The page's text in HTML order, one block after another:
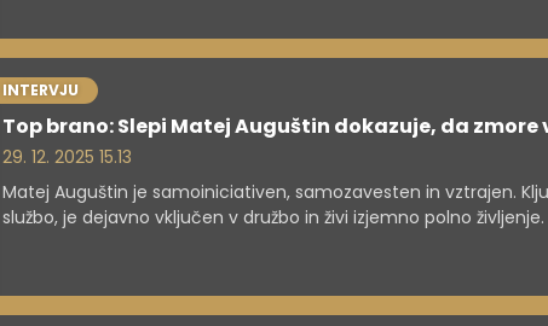
INTERVJU
Top brano: Slepi Matej Auguštin dokazuje, da zmore
29. 12. 2025 15.13
Matej Auguštin je samoiniciativen, samozavesten in vztrajen.
službo, je dejavno vključen v družbo in živi izjemno polno
izgubiti" ne velja le zanj, temveč tudi za druge slepe in
in celotno družbo. Za vse.